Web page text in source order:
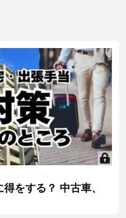
をする？ 中古車、